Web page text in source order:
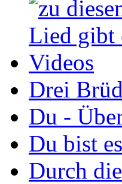
Drei
Du -
Du bist es
Durch